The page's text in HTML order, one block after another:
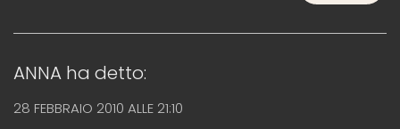
ANNA ha detto:
28 FEBBRAIO 2010 ALLE 21:10